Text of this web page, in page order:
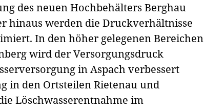
des neuen Hochbehälters Berghau
hinaus werden die Druckverhältnisse
In den höher gelegenen Bereichen
wird der Versorgungsdruck
in Aspach verbessert
in den Ortsteilen Rietenau und
Löschwasserentnahme im